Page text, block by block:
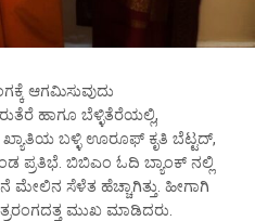
ಆಗಮಿಸುವುದು
ಹಾಗೂ ಬೆಳ್ಳಿತೆರೆಯಲ್ಲಿ,
ಬಳ್ಳಿ ಊರೂಫ್ ಕೃತಿ ಬೆಟ್ಟದ್,
ಬಿಬಿಎಂ ಓದಿ ಬ್ಯಾಂಕ್ ನಲ್ಲಿ
ಮೇಲಿನ ಸೆಳೆತ ಹೆಚ್ಚಾಗಿತ್ತು. ಹೀಗಾಗಿ
ಮುಖ ಮಾಡಿದರು.